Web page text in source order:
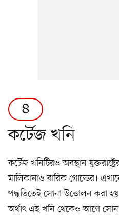
৪
কর্টেজ খনি
কর্টেজ খনিটিরও অবস্থান
মালিকানাও বারিক গোল্ডের।
পদ্ধতিতেই সোনা উত্তোলন করা
অর্থাৎ এই খনি থেকেও আগে